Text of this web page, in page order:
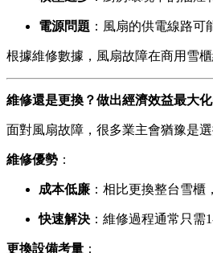
電源問題 ：風扇的供電線路可
根據維修數據，風扇故障在商用雪
維修還是更換？做出經濟效益最大
面對風扇故障，很多業主會猶豫是
維修優勢 ：
成本低廉 ：相比更換整台雪
快速解決 ：維修過程通常只需
更換設備考量 ：